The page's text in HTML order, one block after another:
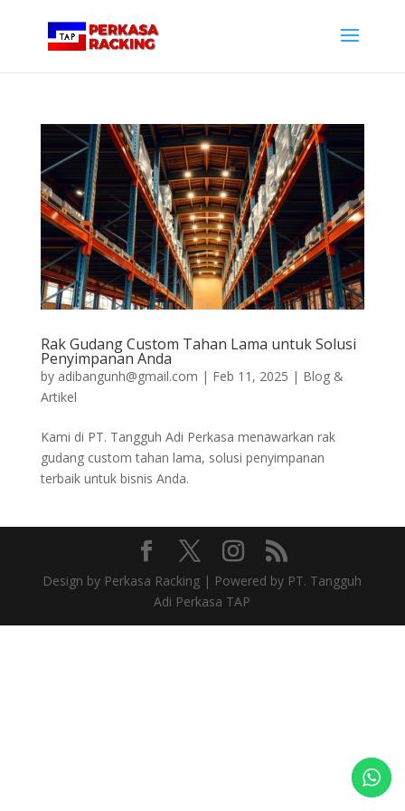
Rak Gudang Custom Tahan Lama untuk Solusi
Penyimpanan Anda
by adibangunh@gmail.com | Feb 11, 2025 | Blog &
Artikel
Kami di PT. Tangguh Adi Perkasa menawarkan rak
gudang custom tahan lama, solusi penyimpanan
terbaik untuk bisnis Anda.
Design by Perkasa Racking | Powered by PT. Tangguh
Adi Perkasa TAP